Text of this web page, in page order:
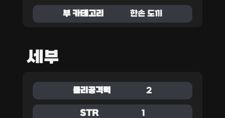
부 카테고리 한손 도끼
세부
물리공격력 2
STR 1